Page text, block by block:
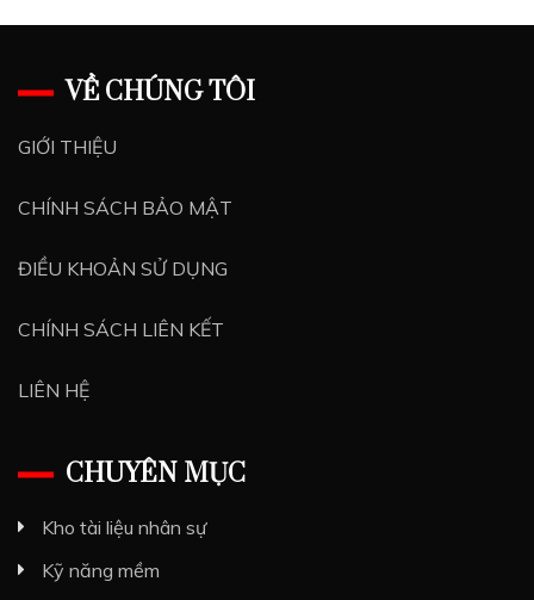
VỀ CHÚNG TÔI
GIỚI THIỆU
CHÍNH SÁCH BẢO MẬT
ĐIỀU KHOẢN SỬ DỤNG
CHÍNH SÁCH LIÊN KẾT
LIÊN HỆ
CHUYÊN MỤC
Kho tài liệu nhân sự
Kỹ năng mềm